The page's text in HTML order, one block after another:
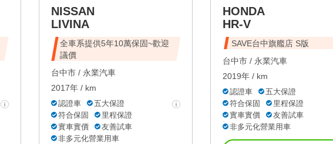
NISSAN
LIVINA
全車系提供5年10萬保固~歡迎
議價
台中市 / 永業汽車
2017年 / km
認證車
五大保證
符合保固
里程保證
實車實價
友善試車
非多元化營業用車
HONDA
HR-V
SAVE台中旗艦店 S版
台中市 / 永業汽車
2019年 / km
認證車
五大保證
符合保固
里程保證
實車實價
友善試車
非多元化營業用車